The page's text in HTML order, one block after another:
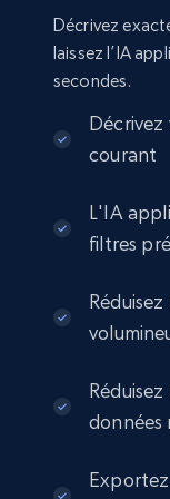
info, Stars,
eCommerce
2.5K+
URL, Product
Seller
eCommerce
2.5K+
Décrivez
laissez l’IA
secondes.
Décrivez
courant
L'IA
filtres
données